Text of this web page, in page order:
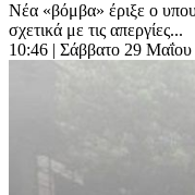
Νέα «βόμβα» έριξε ο
σχετικά με τις απεργίες...
10:46 | Σάββατο 29 Μαΐου